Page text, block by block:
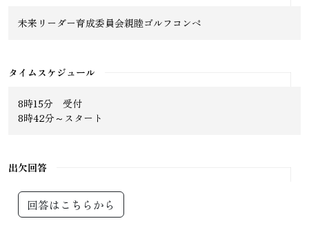
未来リーダー育成委員会親睦ゴルフコンペ
タイムスケジュール
8時15分 受付
8時42分～スタート
出欠回答
回答はこちらから